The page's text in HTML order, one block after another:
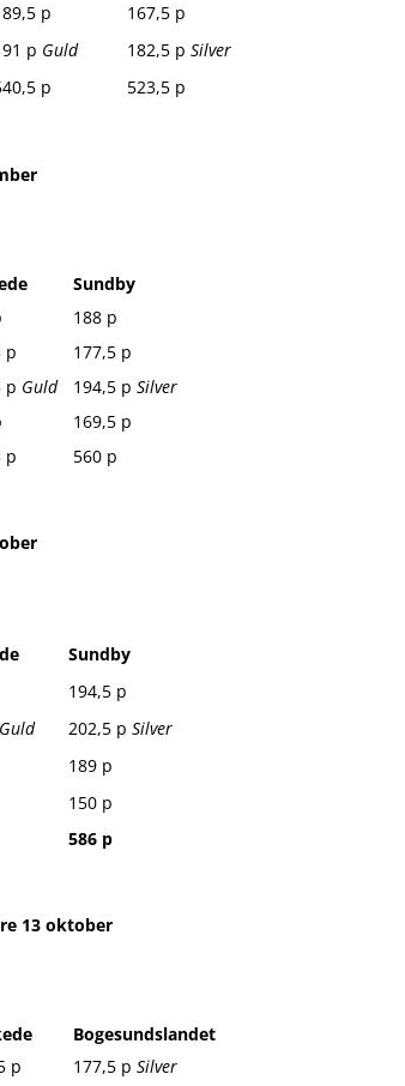
p
167,5 p
p Guld 182,5 p Silver
p 523,5 p
Sundby
188 p
p
177,5 p
p Guld 194,5 p Silver
169,5 p
p 560 p
Sundby
194,5 p
Guld 202,5 p Silver
189 p
150 p
586 p
13 oktober
Bogesundslandet
p 177,5 p Silver